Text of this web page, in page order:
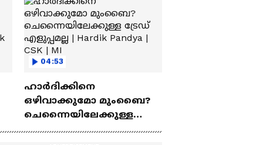
04:53
ഹാർദിക്കിനെ
ഒഴിവാക്കുമോ മുംബൈ?
ചെന്നൈയിലേക്കുള്ള
ട്രേഡ് എളുപ്പമല്ല | Hardik